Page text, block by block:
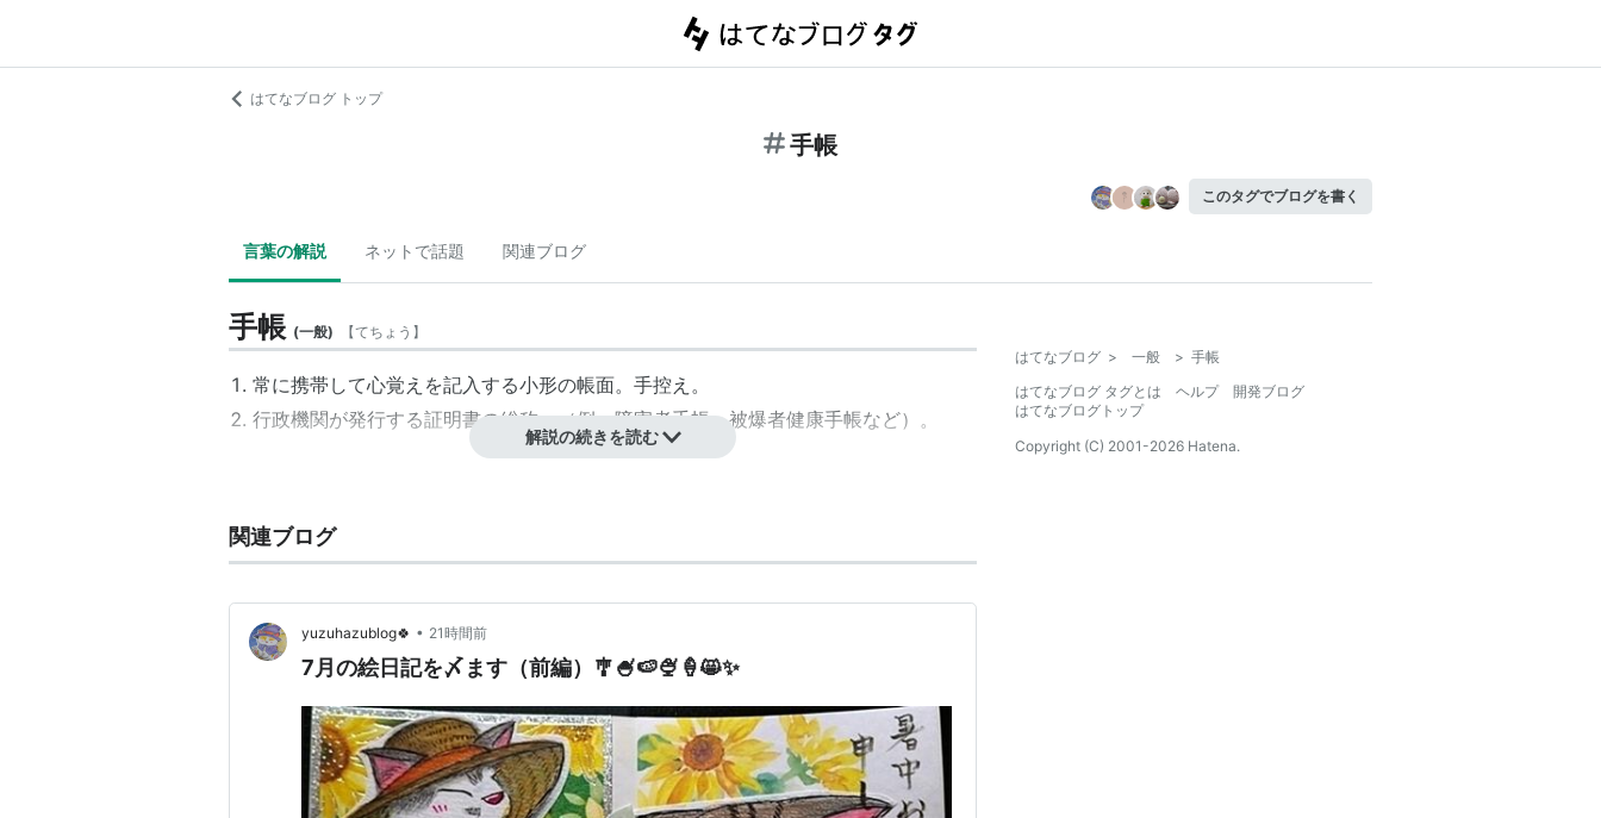
はてなブログ トップ
手帳
このタグでブログを書く
言葉の解説 ネットで話題 関連ブログ
手帳 (一般) 【てちょう 】
常に携帯して心覚えを記入する小形の帳面。手控え。
行政機関が発行する証明書の総称。（例・障害者手帳、被爆者健康手帳など）。
解説の続きを読む
関連ブログ
yuzuhazublog🍀 • 21時間前
7月の絵日記を〆ます（前編）🎐🍧🍉🍨🍦😸✨️
はてなブログ > 一般 > 手帳
はてなブログ タグとは
ヘルプ
開発ブログ
はてなブログトップ
Copyright (C) 2001-2026 Hatena.